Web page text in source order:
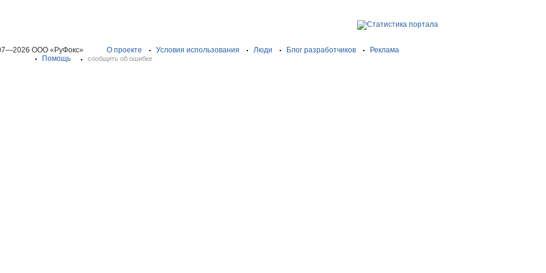
ООО «РуФокс» О проекте Условия использования Люди Блог разработчиков
Реклама
Помощь
сообщить об ошибке